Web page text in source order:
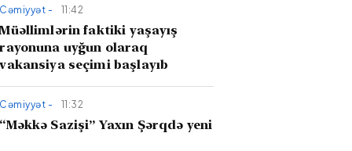
Cəmiyyət - 11:42
Müəllimlərin faktiki yaşayış
rayonuna uyğun olaraq
vakansiya seçimi başlayıb
Cəmiyyət - 11:32
“Məkkə Sazişi” Yaxın Şərqdə yeni